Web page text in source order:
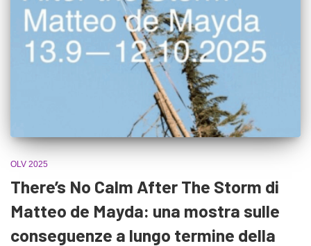
OLV 2025
There’s No Calm After The Storm di
Matteo de Mayda: una mostra sulle
conseguenze a lungo termine della